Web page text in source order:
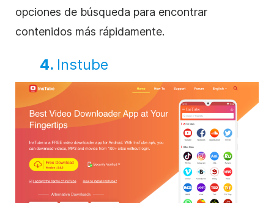
opciones de búsqueda para encontrar
contenidos más rápidamente.
4. Instube